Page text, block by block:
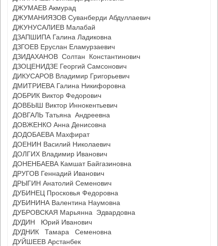
ДЖУМАЕВ Акмурад
ДЖУМАНИЯЗОВ Суванберди Абдуллаевич
ДЖУНУСАЛИЕВ Малабай
ДЗАПШИПА Галина Ладиковна
ДЗГОЕВ Еруслан Еламурзаевич
ДЗИДАХАНОВ Солтан Константинович
ДЗОЦЕНИДЗЕ Георгий Самсонович
ДИКУСАРОВ Владимир Григорьевич
ДМИТРИЕВА Галина Никифоровна
ДОБРИК Виктор Федорович
ДОВБЫШ Виктор Иннокентьевич
ДОВГАЛЬ Татьяна Андреевна
ДОВЖЕНКО Анна Денисовна
ДОДОБАЕВА Махфират
ДОЕНИН Василий Николаевич
ДОЛГИХ Владимир Иванович
ДОНЕНБАЕВА Камшат Байгазиновна
ДРУГОВ Геннадий Иванович
ДРЫГИН Анатолий Семенович
ДУБИНЕЦ Просковья Федоровна
ДУБИНИНА Валентина Наумовна
ДУБРОВСКАЯ Марьянна Эдвардовна
ДУДИН Юрий Иванович
ДУДНИК Тамара Семеновна
ДУЙШЕЕВ Арстанбек